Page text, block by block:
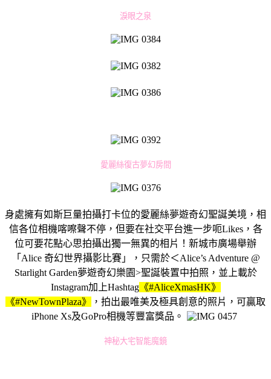
淚眼之泉
愛麗絲復古夢幻房間
身處擁有如斯巨量拍攝打卡位的愛麗絲夢遊奇幻聖誕美境，相
信各位相機喀嚓聲不停，但要在社交平台進一步呃Likes，各
位可要花點心思拍攝出獨一無異的相片！新城市廣場舉辦
「Alice 奇幻世界攝影比賽」，只需於＜Alice’s Adventure @
Starlight Garden夢遊奇幻樂園>聖誕裝置中拍照，並上載於
Instagram加上Hashtag《#AliceXmasHK》
《#NewTownPlaza》
，拍出最唯美及極具創意的照片，可贏取
iPhone Xs及GoPro相機等豐富獎品。
神秘大宅智能魔鏡